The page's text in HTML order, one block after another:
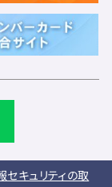
セキュリティの取